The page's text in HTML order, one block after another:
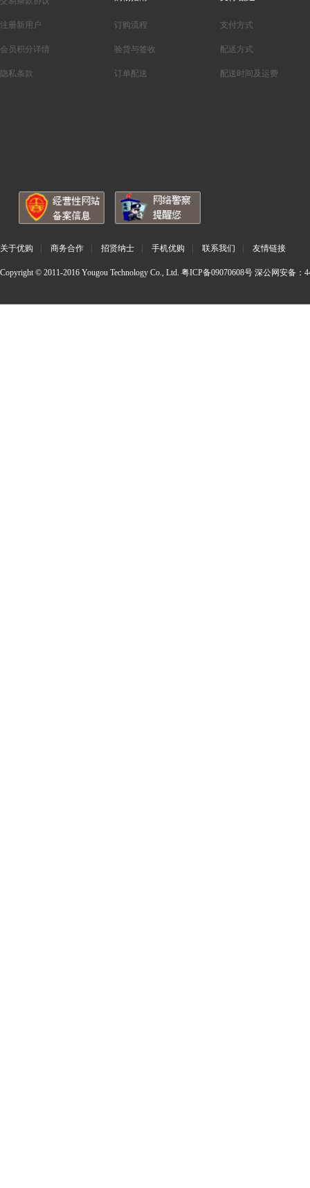
注册新用户
会员积分详情
隐私条款
订购流程
验货与签收
订单配送
支付方式
配送方式
配送时间及运费
关于优购 商务合作 招贤纳士 手机优购 联系我们 友情链接
Copyright © 2011-2016 Yougou Technology Co., Ltd. 粤ICP备09070608号 深公网安备：